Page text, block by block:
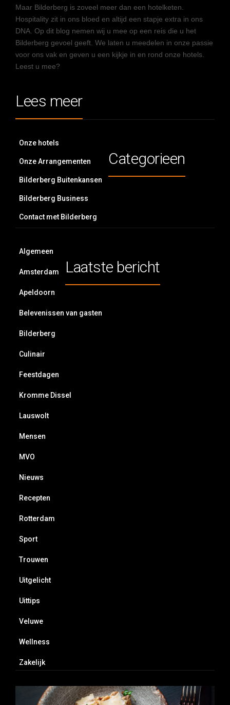
Maar Bilderberg is zoveel meer dan een hotelketen.
Hospitality zit in ons bloed en altijd een stapje extra in ons
DNA. Op dit blog nemen wij u mee op een reis die u het
Bilderberg gevoel geeft. We laten u meedelen in onze passie
voor ons vak en geven u een kijkje in en rond onze hotels.
Leest u mee?
Lees meer
Onze hotels
Onze Arrangementen
Bilderberg Buitenkansen
Bilderberg Business
Contact met Bilderberg
Categorieen
Algemeen
Amsterdam
Apeldoorn
Belevenissen van gasten
Bilderberg
Culinair
Feestdagen
Kromme Dissel
Lauswolt
Mensen
MVO
Nieuws
Recepten
Rotterdam
Sport
Trouwen
Uitgelicht
Uittips
Veluwe
Wellness
Zakelijk
Laatste bericht